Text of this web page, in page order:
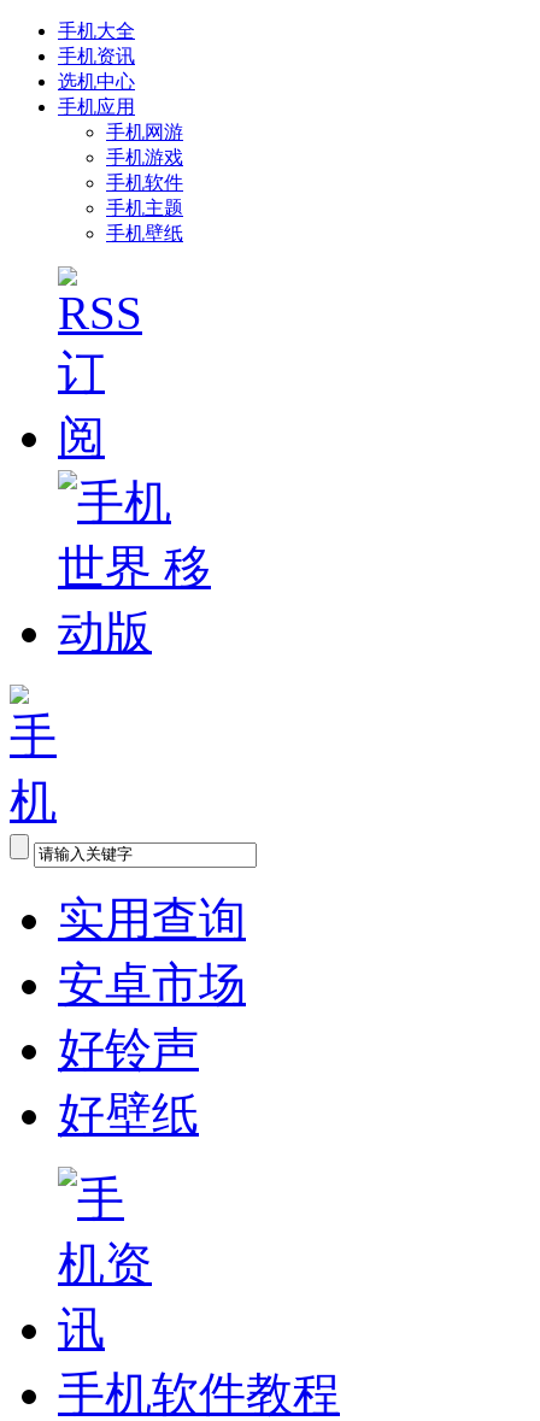
手机大全
手机资讯
选机中心
手机应用
手机网游
手机游戏
手机软件
手机主题
手机壁纸
实用查询
安卓市场
好铃声
好壁纸
手机软件教程